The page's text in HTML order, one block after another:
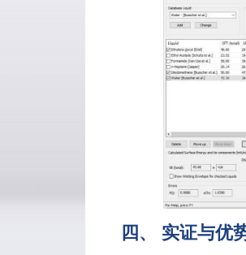
四、 实证与优